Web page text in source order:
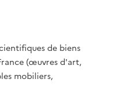
de biens
(œuvres d'art,
mobiliers,